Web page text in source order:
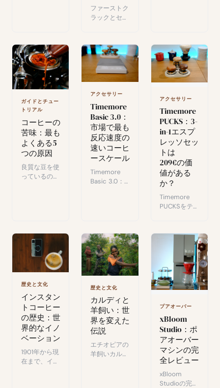
（カティモー
ル、サルチモ
ール、セント
ロアメリカー
ノ）を発見し
ましょう。
ファーストク
ラックとセカ
ける2つの重
要な瞬間を解
説します。コ
ーヒーの味わ
いを決定づけ
るこれらのプ
かりやすく丁
寧に説明しま
す。
損失、そして
生産を守るた
めの具体的な
対策を解説し
ます。
ガイドとチュー
トリアル
コーヒーの
苦味：最も
よくある5
つの原因
良質な豆を使
っているのに
杯を取り戻す
ための簡単な
改善方法をご
紹介します。
アクセサリー
Timemore
Basic 3.0：
市場で最も
反応速度の
速いコーヒ
ースケール
Timemore
Basic 3.0：
タイム流量追
跡。数週間の
毎日使用後の
レビュー。
アクセサリー
Timemore
PUCKS：3-
in-1エスプ
レッソセッ
トは
209€の価
値がある
か？
Timemore
PUCKSをテ
済みタンパ
ー、ディスト
リビュータ
ー、オービタ
ルWDTが
209€のセッ
トに。
品質は期待に
応えるか？
歴史と文化
インスタン
トコーヒー
の歴史：世
界的なイノ
ベーション
1901年から現
在まで、イン
歴史と文化
カルディと
羊飼い：世
界を変えた
伝説
エチオピアの
羊飼いカルデ
プアオーバー
xBloom
Studio：ポ
アオーバー
マシンの完
全レビュー
xBloom
Studioの完全